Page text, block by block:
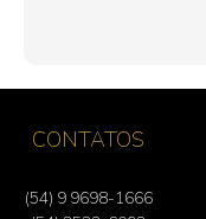
CONTATOS
(54) 9 9698-1666